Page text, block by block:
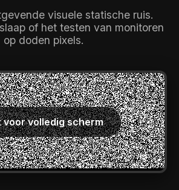
visuele statische ruis.
of het testen van monitoren
op doden pixels.
voor volledig scherm